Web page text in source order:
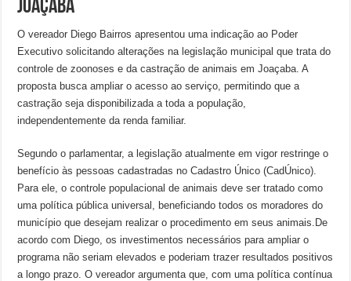
Joaçaba
O vereador Diego Bairros apresentou uma indicação ao Poder
Executivo solicitando alterações na legislação municipal que trata do
controle de zoonoses e da castração de animais em Joaçaba. A
proposta busca ampliar o acesso ao serviço, permitindo que a
castração seja disponibilizada a toda a população,
independentemente da renda familiar.
Segundo o parlamentar, a legislação atualmente em vigor restringe o
benefício às pessoas cadastradas no Cadastro Único (CadÚnico).
Para ele, o controle populacional de animais deve ser tratado como
uma política pública universal, beneficiando todos os moradores do
município que desejam realizar o procedimento em seus animais.De
acordo com Diego, os investimentos necessários para ampliar o
programa não seriam elevados e poderiam trazer resultados positivos
a longo prazo. O vereador argumenta que, com uma política contínua